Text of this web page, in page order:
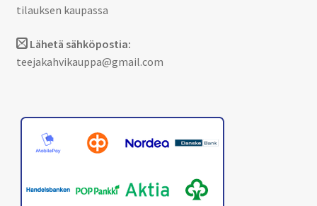
tilauksen kaupassa
Lähetä sähköpostia:
teejakahvikauppa@gmail.com